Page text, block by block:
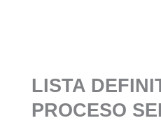
LISTA
PROCESO